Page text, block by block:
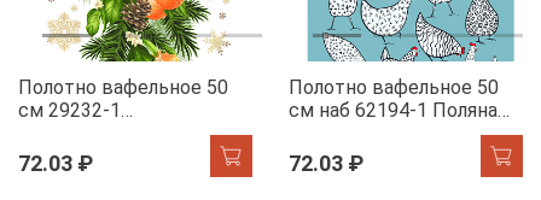
Полотно вафельное 50
см 29232-1
Мандариновый коктель
72.03 ₽
Полотно вафельное 50
см наб 62194-1 Поляна
72.03 ₽